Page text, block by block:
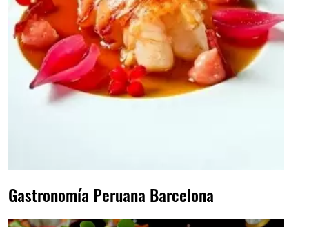
Gastronomía Peruana Barcelona